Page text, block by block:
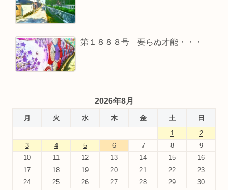
第１８８８号 要らぬ才能・・・
2026年8月
月 火 水 木 金 土
日
1
2
3
4 5 6 7 8
9
10
11 12 13 14 15
16
17
18 19 20 21 22
23
24
25 26 27 28 29
30